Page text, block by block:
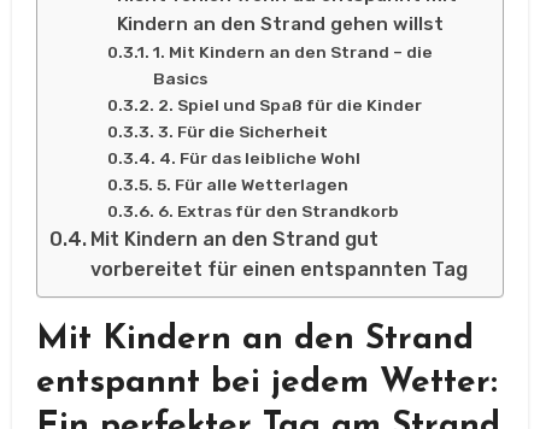
Kindern an den Strand gehen willst
1. Mit Kindern an den Strand – die
Basics
2. Spiel und Spaß für die Kinder
3. Für die Sicherheit
4. Für das leibliche Wohl
5. Für alle Wetterlagen
6. Extras für den Strandkorb
Mit Kindern an den Strand gut
vorbereitet für einen entspannten Tag
Mit Kindern an den Strand
entspannt bei jedem Wetter: